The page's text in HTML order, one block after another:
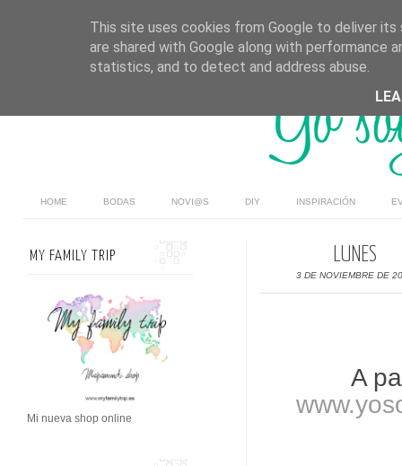
HOME BODAS NOVI@S DIY INSPIRACIÓN
LUNES
3 DE NOVIEMBRE DE
A
MY FAMILY TRIP
Mi nueva shop online
This site uses cookies from Google to deliver
are shared with Google along with performance
statistics, and to detect and address abuse.